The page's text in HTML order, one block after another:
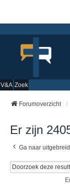
V&A Zoek
Forumoverzicht
Er zijn
Ga naar